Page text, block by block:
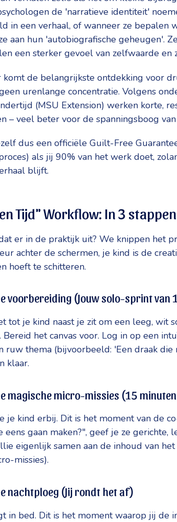
de 'narratieve identiteit'
in een verhaal, of wanneer ze bepalen
aan hun 'autobiografische geheugen'.
een sterker gevoel van zelfwaarde en
komt de belangrijkste ontdekking voor
urenlange concentratie. Volgens
(MSU Extension) werken korte,
– veel beter voor de spanningsboog
dus een officiële Guilt-Free
als jij 90% van het werk doet,
blijft.
Tijd" Workflow: In 3
er in de praktijk uit? We knippen het
achter de schermen, je kind is de
hoeft te schitteren.
voorbereiding (Jouw solo-sprint van
tot je kind naast je zit om een leeg, wit
Bereid het canvas voor. Log in op een
ruw thema (bijvoorbeeld: 'Een draak
klaar.
magische micro-missies (15
je kind erbij. Dit is het moment van de
eens gaan maken?", geef je ze gerichte,
eigenlijk samen aan de inhoud van
missies).
nachtploeg (Jij rondt het af)
in bed. Dit is het moment waarop jij de